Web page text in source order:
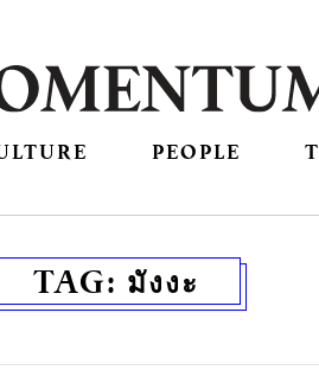
PEOPLE
TAG: มังงะ